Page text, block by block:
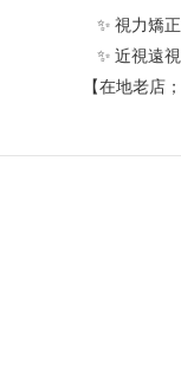
✨ 視力矯
✨ 近視遠
【在地老店